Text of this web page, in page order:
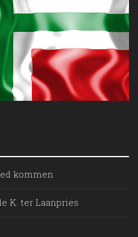
kommen
K. ter Laanpries